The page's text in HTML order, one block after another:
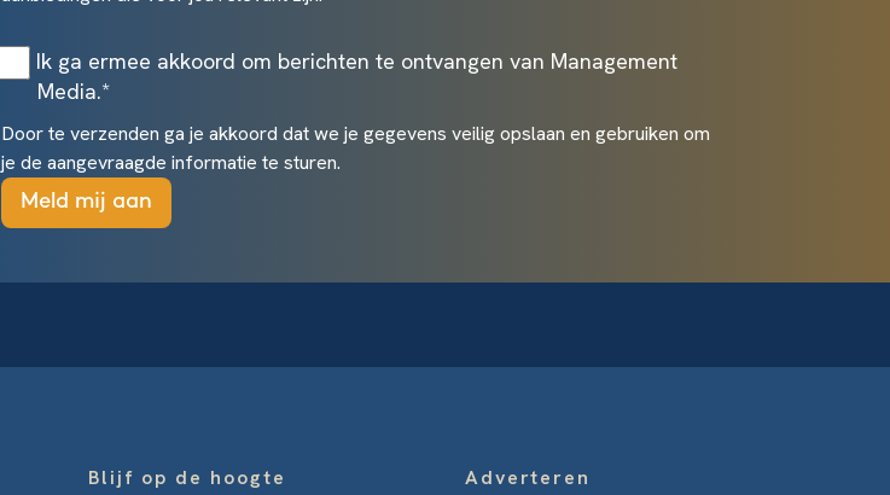
Ik ga ermee akkoord om berichten te ontvangen van Management
Media.*
Door te verzenden ga je akkoord dat we je gegevens veilig opslaan en gebruiken om
je de aangevraagde informatie te sturen.
Blijf op de hoogte Adverteren